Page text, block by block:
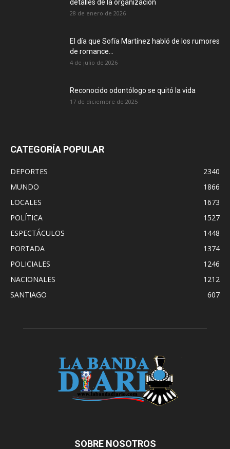
detalles de la organización
28 de enero de 2026
El día que Sofía Martínez habló de los rumores
de romance...
4 de julio de 2026
Reconocido odontólogo se quitó la vida
17 de diciembre de 2025
CATEGORÍA POPULAR
DEPORTES
2340
MUNDO
1866
LOCALES
1673
POLÍTICA
1527
ESPECTÁCULOS
1448
PORTADA
1374
POLICIALES
1246
NACIONALES
1212
SANTIAGO
607
SOBRE NOSOTROS